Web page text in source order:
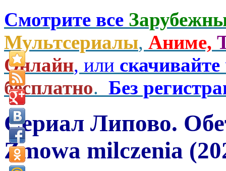
Смотрите все
Мультсериалы, Аниме,
Онлайн, или скачивайте
бесплатно. Без
Сериал Липово.
Zmowa milczenia